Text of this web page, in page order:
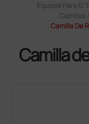
Equipos Para El
Camillas
Camilla De
Camilla